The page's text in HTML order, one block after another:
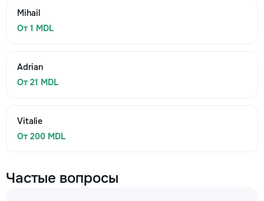
Mihail
От 1 MDL
Adrian
От 21 MDL
Vitalie
От 200 MDL
Частые вопросы